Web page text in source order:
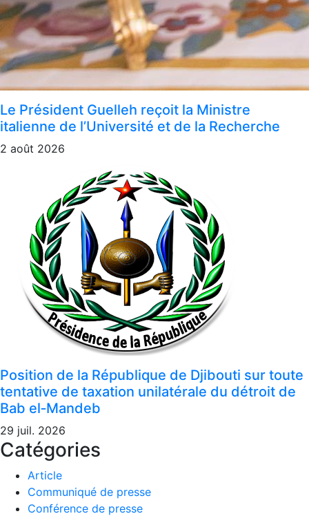
Le Président Guelleh reçoit la Ministre
italienne de l’Université et de la Recherche
2 août 2026
Position de la République de Djibouti sur toute
tentative de taxation unilatérale du détroit de
Bab el‑Mandeb
29 juil. 2026
Catégories
Article
Communiqué de presse
Conférence de presse